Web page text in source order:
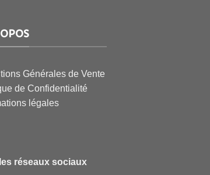
Générales de Vente
de Confidentialité
légales
réseaux sociaux